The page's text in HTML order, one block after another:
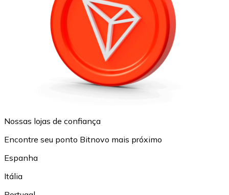
Nossas lojas de confiança
Encontre seu ponto Bitnovo mais próximo
Espanha
Itália